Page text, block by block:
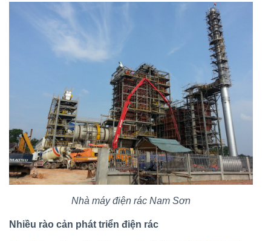
Nhà máy điện rác Nam Sơn
Nhiều rào cản phát triển điện rác